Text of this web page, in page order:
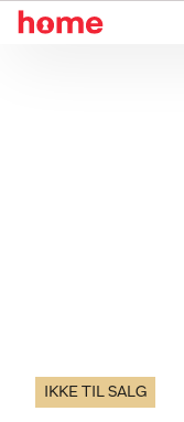
IKKE TIL SALG